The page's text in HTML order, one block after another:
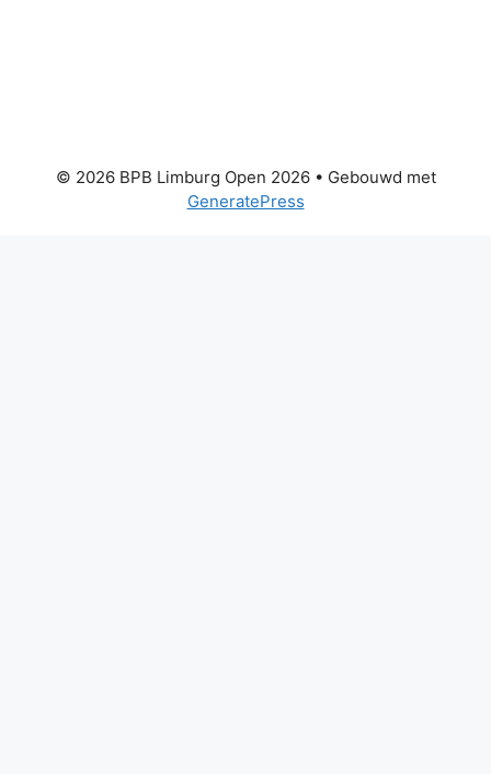
© 2026 BPB Limburg Open 2026• Gebouwd met
GeneratePress